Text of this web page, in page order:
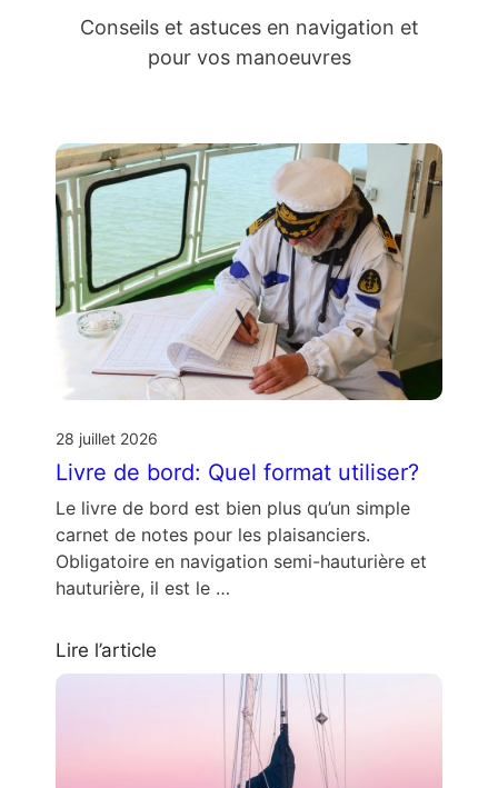
Conseils et astuces en navigation et
pour vos manoeuvres
28 juillet 2026
Livre de bord: Quel format utiliser?
Le livre de bord est bien plus qu’un simple
carnet de notes pour les plaisanciers.
Obligatoire en navigation semi-hauturière et
hauturière, il est le …
Lire l’article